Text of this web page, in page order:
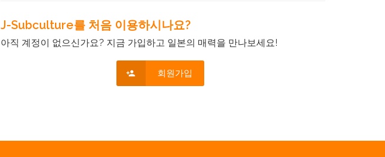
J-Subculture를 처음 이용하시나요?
아직 계정이 없으신가요? 지금 가입하고 일본의 매력을 만나보세요!
회원가입